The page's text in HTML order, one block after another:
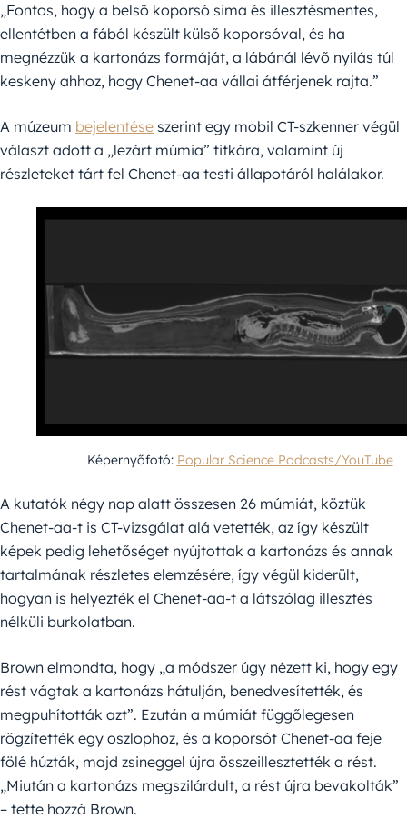
„Fontos, hogy a belső koporsó sima és illesztésmentes,
ellentétben a fából készült külső koporsóval, és ha
megnézzük a kartonázs formáját, a lábánál lévő nyílás túl
keskeny ahhoz, hogy Chenet-aa vállai átférjenek rajta.”
A múzeum bejelentése szerint egy mobil CT-szkenner végül
választ adott a „lezárt múmia” titkára, valamint új
részleteket tárt fel Chenet-aa testi állapotáról halálakor.
Képernyőfotó: Popular Science Podcasts/YouTube
A kutatók négy nap alatt összesen 26 múmiát, köztük
Chenet-aa-t is CT-vizsgálat alá vetették, az így készült
képek pedig lehetőséget nyújtottak a kartonázs és annak
tartalmának részletes elemzésére, így végül kiderült,
hogyan is helyezték el Chenet-aa-t a látszólag illesztés
nélküli burkolatban.
Brown elmondta, hogy „a módszer úgy nézett ki, hogy egy
rést vágtak a kartonázs hátulján, benedvesítették, és
megpuhították azt”. Ezután a múmiát függőlegesen
rögzítették egy oszlophoz, és a koporsót Chenet-aa feje
fölé húzták, majd zsineggel újra összeillesztették a rést.
„Miután a kartonázs megszilárdult, a rést újra bevakolták”
– tette hozzá Brown.